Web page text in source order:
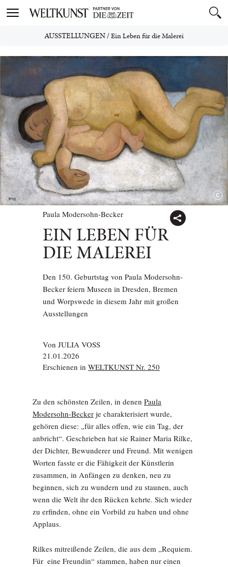
Toggle
AUSSTELLUNGEN/Ein Leben für die Malerei
Paula Modersohn-Becker
EIN LEBEN FÜR
DIE MALEREI
Den 150. Geburtstag von Paula Modersohn-
Becker feiern Museen in Dresden, Bremen
und Worpswede in diesem Jahr mit großen
Ausstellungen
Von JULIA VOSS
21.01.2026
Erschienen in WELTKUNST Nr. 250
Zu den schönsten Zeilen, in denen Paula
Modersohn-Becker je charakterisiert wurde,
gehören diese: „für alles offen, wie ein Tag, der
anbricht“. Geschrieben hat sie Rainer Maria Rilke,
der Dichter, Bewunderer und Freund. Mit wenigen
Worten fasste er die Fähigkeit der Künstlerin
zusammen, in Anfängen zu denken, neu zu
beginnen, sich zu wundern und zu staunen, auch
wenn die Welt ihr den Rücken kehrte. Sich wieder
zu erfinden, ohne ein Vorbild zu haben und ohne
Applaus.
Rilkes mitreißende Zeilen, die aus dem „Requiem.
Für ­ eine Freundin“ stammen, haben nur einen